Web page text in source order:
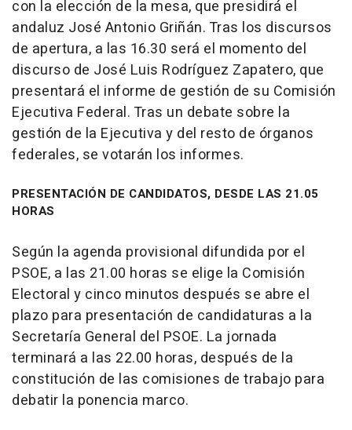
con la elección de la mesa, que presidirá el
andaluz José Antonio Griñán. Tras los discursos
de apertura, a las 16.30 será el momento del
discurso de José Luis Rodríguez Zapatero, que
presentará el informe de gestión de su Comisión
Ejecutiva Federal. Tras un debate sobre la
gestión de la Ejecutiva y del resto de órganos
federales, se votarán los informes.
PRESENTACIÓN DE CANDIDATOS, DESDE LAS 21.05
HORAS
Según la agenda provisional difundida por el
PSOE, a las 21.00 horas se elige la Comisión
Electoral y cinco minutos después se abre el
plazo para presentación de candidaturas a la
Secretaría General del PSOE. La jornada
terminará a las 22.00 horas, después de la
constitución de las comisiones de trabajo para
debatir la ponencia marco.